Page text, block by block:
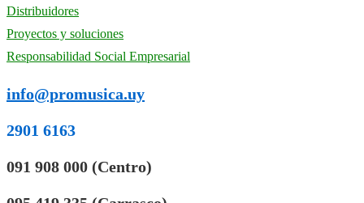
Distribuidores
Proyectos y soluciones
Responsabilidad Social Empresarial
info@promusica.uy
2901 6163
091 908 000 (Centro)